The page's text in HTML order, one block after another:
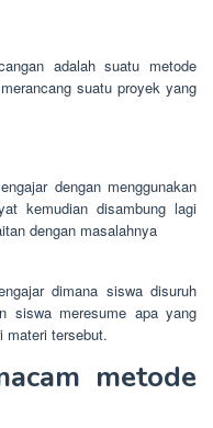
adalah suatu metode
suatu proyek yang
dengan menggunakan
kemudian disambung lagi
dengan masalahnya
dimana siswa disuruh
siswa meresume apa yang
materi tersebut.
metode